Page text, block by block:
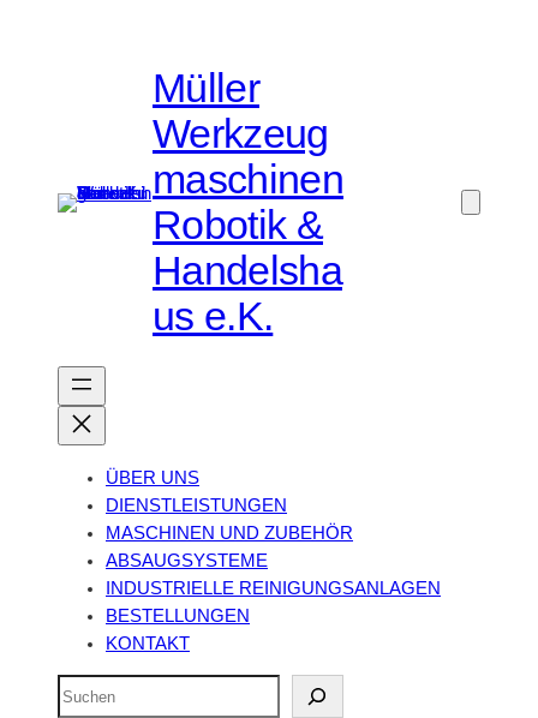
Müller
Werkzeug
maschinen
Robotik &
Handelsha
us e.K.
ÜBER UNS
DIENSTLEISTUNGEN
MASCHINEN UND ZUBEHÖR
ABSAUGSYSTEME
INDUSTRIELLE REINIGUNGSANLAGEN
BESTELLUNGEN
KONTAKT
Suchen